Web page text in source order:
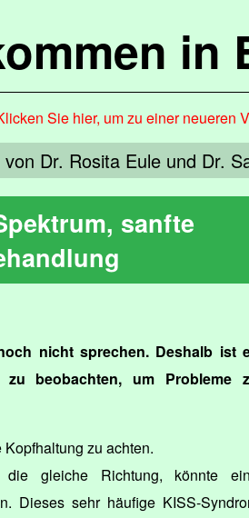
in
Sie hier, um zu einer neueren
Dr. Rosita Eule und Dr.
sanfte
nicht sprechen. Deshalb ist
beobachten, um Probleme
zu achten.
gleiche Richtung, könnte
Dieses sehr häufige KISS-